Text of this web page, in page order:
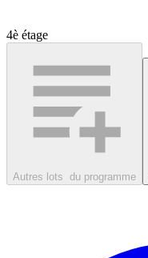
4è étage
Autres lots du programme